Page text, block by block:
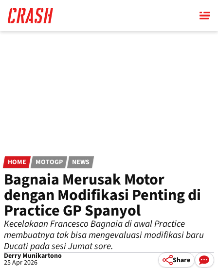
main
content
HOME MOTOGP NEWS
Bagnaia Merusak Motor
dengan Modifikasi Penting di
Practice GP Spanyol
Kecelakaan Francesco Bagnaia di awal Practice
membuatnya tak bisa mengevaluasi modifikasi baru
Ducati pada sesi Jumat sore.
Derry Munikartono
25 Apr 2026 Share